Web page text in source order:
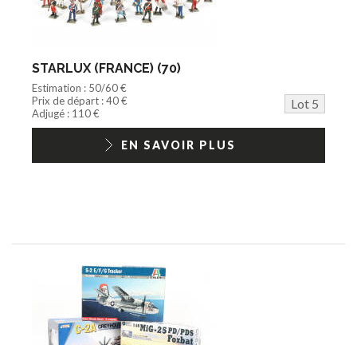
STARLUX (FRANCE) (70)
Estimation : 50/60 €
Prix de départ : 40 €
Lot 5
Adjugé : 110 €
EN SAVOIR PLUS